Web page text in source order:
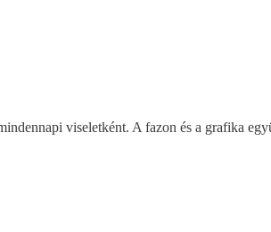
viseletként. A fazon és a grafika